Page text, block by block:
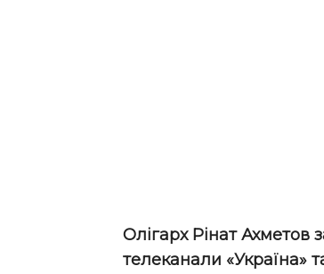
Олігарх Рінат Ахметов
телеканали «Україна»